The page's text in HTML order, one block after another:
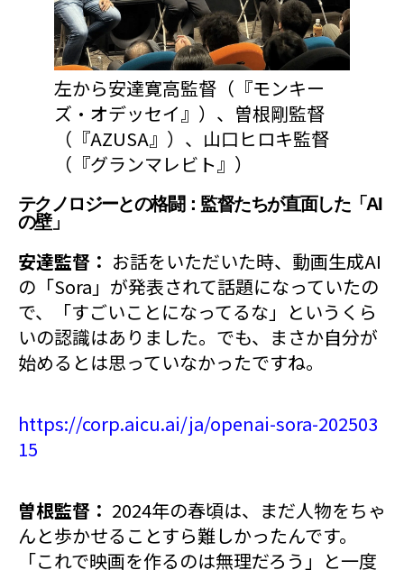
左から安達寛高監督（『モンキー
ズ・オデッセイ』）、曽根剛監督
（『AZUSA』）、山口ヒロキ監督
（『グランマレビト』）
テクノロジーとの格闘：監督たちが直面した「AI
の壁」
安達監督： お話をいただいた時、動画生成AI
の「Sora」が発表されて話題になっていたの
で、「すごいことになってるな」というくら
いの認識はありました。でも、まさか自分が
始めるとは思っていなかったですね。
https://corp.aicu.ai/ja/openai-sora-202503
15
曽根監督： 2024年の春頃は、まだ人物をちゃ
んと歩かせることすら難しかったんです。
「これで映画を作るのは無理だろう」と一度